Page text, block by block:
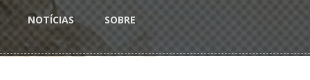
NOTÍCIAS SOBRE